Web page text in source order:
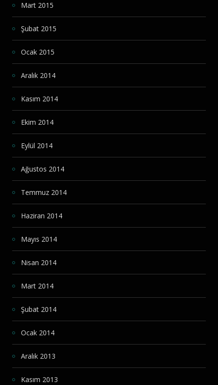
Mart 2015
Şubat 2015
Ocak 2015
Aralık 2014
Kasım 2014
Ekim 2014
Eylül 2014
Ağustos 2014
Temmuz 2014
Haziran 2014
Mayıs 2014
Nisan 2014
Mart 2014
Şubat 2014
Ocak 2014
Aralık 2013
Kasım 2013